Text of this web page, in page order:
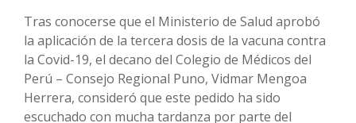
Tras conocerse que el Ministerio de Salud aprobó
la aplicación de la tercera dosis de la vacuna contra
la Covid-19, el decano del Colegio de Médicos del
Perú – Consejo Regional Puno, Vidmar Mengoa
Herrera, consideró que este pedido ha sido
escuchado con mucha tardanza por parte del